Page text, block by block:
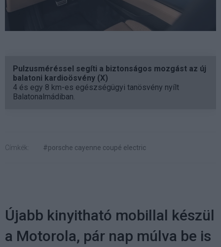
Pulzusméréssel segíti a biztonságos mozgást az új
balatoni kardioösvény (X)
4 és egy 8 km-es egészségügyi tanösvény nyílt
Balatonalmádiban.
Címkék: #porsche cayenne coupé electric
Újabb kinyitható mobillal készül
a Motorola, pár nap múlva be is